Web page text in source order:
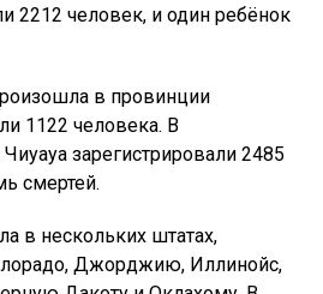
2212 человек, и один ребёнок
в провинции
1122 человека. В
зарегистрировали 2485
смертей.
в нескольких штатах,
Джорджию, Иллинойс,